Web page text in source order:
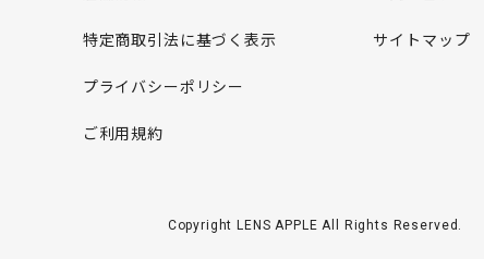
特定商取引法に基づく表示
プライバシーポリシー
ご利用規約
サイトマップ
Copyright LENS APPLE All Rights Reserved.